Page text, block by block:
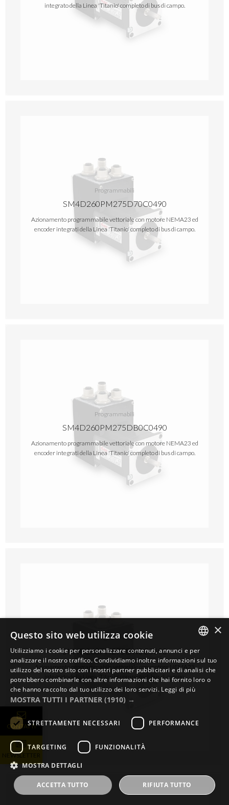
integrato della Linea 'Titanio' completo di bus di campo.
Programmabili
SM4D260PM275D70C0490
Azionamento programmabile vettoriale con motore NEMA23 ed
encoder integrati della Linea 'Titanio' completo di bus di campo.
Programmabili
SM4D260PM275DB0C0490
Azionamento programmabile vettoriale con motore NEMA23 ed
encoder integrati della Linea 'Titanio' completo di bus di campo.
Programmabili
SM4D260PH275DN0C0690
Azionamento programmabile vettoriale con motore NEMA23
integrato della Linea 'Titanio' completo di bus di campo.
CONTATTI
NEWSLETTER
ENGLISH
ITALIAN
GERMAN
×
Questo sito web utilizza cookie
Utilizziamo i cookie per personalizzare contenuti, annunci e per
analizzare il nostro traffico. Condividiamo inoltre informazioni sul tuo
utilizzo del nostro sito con i nostri partner pubblicitari e di analisi che
potrebbero combinarle con altre informazioni che hai fornito loro o
che hanno raccolto dal tuo utilizzo dei loro servizi. Leggi di più
MOSTRA TUTTI I PARTNER (1910) →
STRETTAMENTE NECESSARI PERFORMANCE
TARGETING FUNZIONALITÀ
MOSTRA DETTAGLI
ACCETTA TUTTO RIFIUTA TUTTO